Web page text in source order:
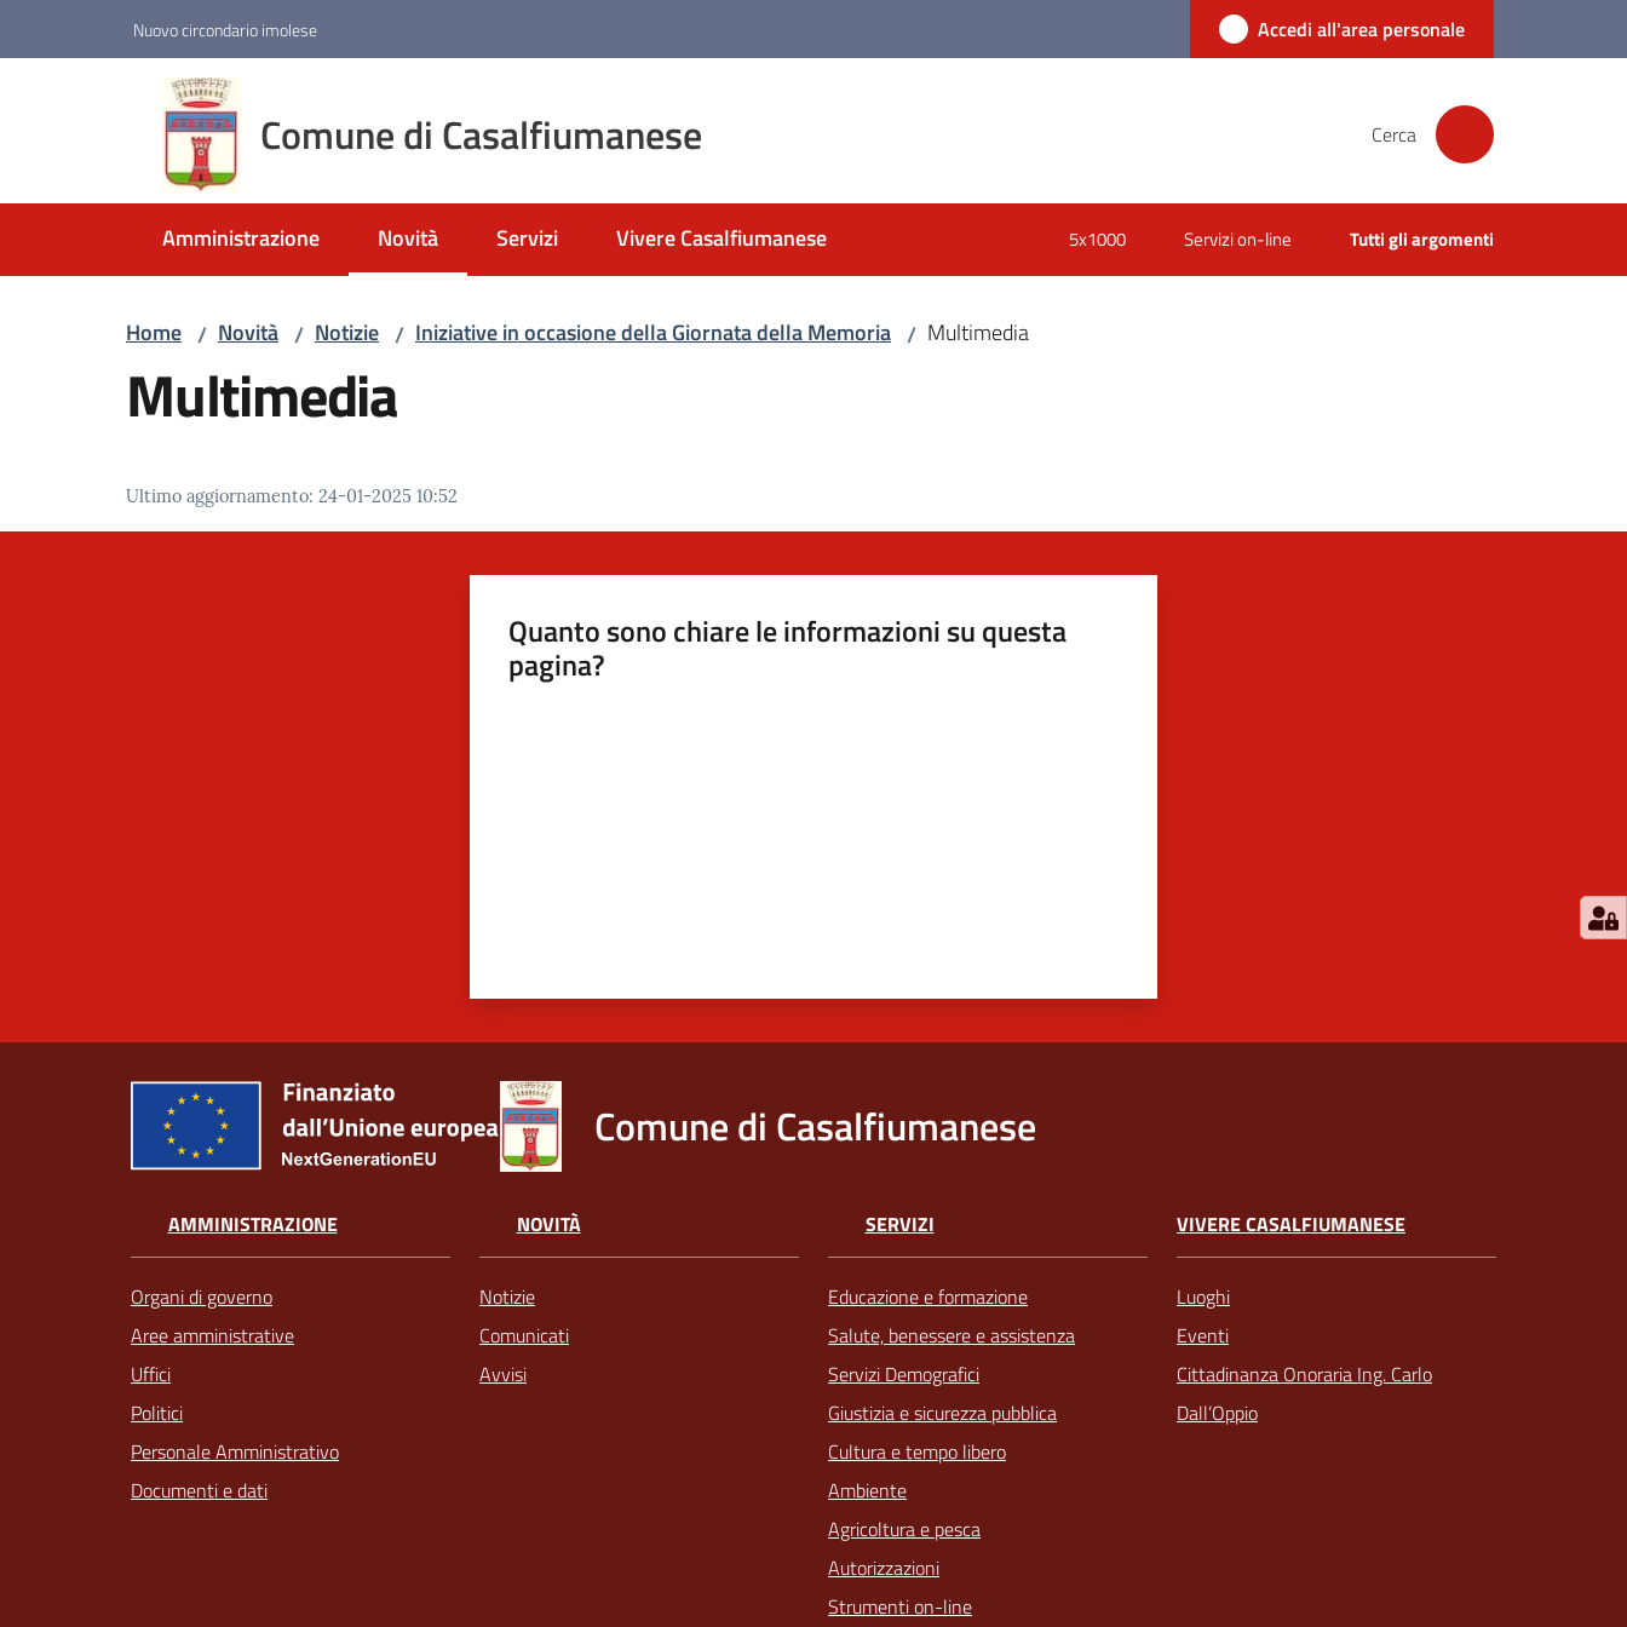
Nuovo circondario imolese Accedi all'area personale
Comune di Casalfiumanese Cerca
Amministrazione Novità
Menu selezionato
Servizi Vivere Casalfiumanese 5x1000 Servizi on-line Tutti gli argomenti
Home / Novità / Notizie / Iniziative in occasione della Giornata della Memoria / Multimedia
Multimedia
Ultimo aggiornamento: 24-01-2025 10:52
Quanto sono chiare le informazioni su questa
pagina?
Comune di Casalfiumanese
AMMINISTRAZIONE
Organi di governo
Aree amministrative
Uffici
Politici
Personale Amministrativo
Documenti e dati
NOVITÀ
Notizie
Comunicati
Avvisi
SERVIZI
Educazione e formazione
Salute, benessere e assistenza
Servizi Demografici
Giustizia e sicurezza pubblica
Cultura e tempo libero
Ambiente
Agricoltura e pesca
Autorizzazioni
Strumenti on-line
VIVERE CASALFIUMANESE
Luoghi
Eventi
Cittadinanza Onoraria Ing. Carlo
Dall’Oppio